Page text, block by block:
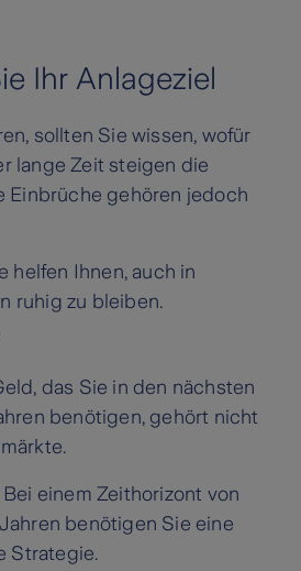
Ihr Anlageziel
sollten Sie wissen, wofür
lange Zeit steigen die
Einbrüche gehören jedoch
helfen Ihnen, auch in
ruhig zu bleiben.
das Sie in den nächsten
benötigen, gehört nicht
Bei einem Zeithorizont von
benötigen Sie eine
Strategie.